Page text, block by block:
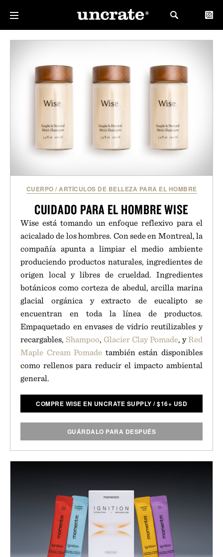
CUERPO /ARTÍCULOS DE BELLEZA PARA EL HOMBRE
CUIDADO PARA EL HOMBRE WISE
Wise está tomando un enfoque reflexivo para el
acicalado de los hombres. Con sede en Montreal, la
compañía apunta a limpiar el medio ambiente
produciendo productos naturales, ingredientes de
origen local y libres de crueldad. Ingredientes
botánicos como corteza de abedul, arcilla marina
glacial orgánica y extracto de eucalipto se
encuentran en toda la línea de productos.
Empaquetado en envases de vidrio reutilizables y
recargables, Shampoo, Glacier Clay Pomade, yRed
Maple Cream Pomade también están disponibles
como rellenos para reducir el impacto ambiental
general.
COMPRE WISE EN UNCRATE SUPPLY /$16+ USD
GUÁRDALO PARA DESPUÉS